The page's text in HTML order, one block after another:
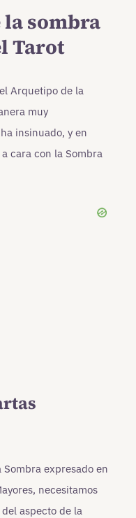
sombra
Tarot
Arquetipo de la
muy
insinuado, y en
cara con la Sombra
expresado en
necesitamos
aspecto de la